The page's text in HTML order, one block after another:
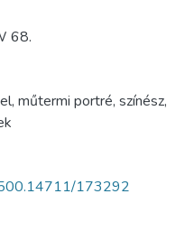
68.
, műtermi portré, színész,
173292